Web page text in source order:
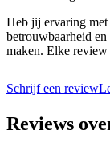
Heb jij ervaring
betrouwbaarheid en
maken. Elke review
Schrijf een review
Reviews